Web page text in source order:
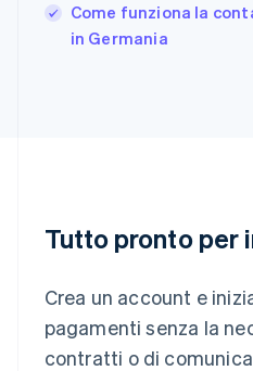
Come funziona la
in Germania
Tutto pronto per
Crea un account e
pagamenti senza la
contratti o di
English
Irlanda
English
English
Malaysia
English简体中文
Malta